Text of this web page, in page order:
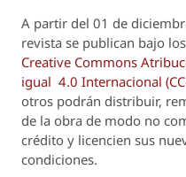
A partir del 01 de
revista se publican bajo
Creative Commons
igual 4.0 Internacional
otros podrán distribuir,
de la obra de modo no
crédito y licencien sus
condiciones.